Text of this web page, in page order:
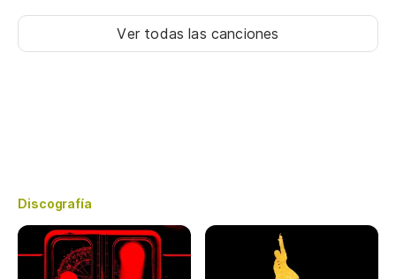
Ver todas las canciones
Discografía